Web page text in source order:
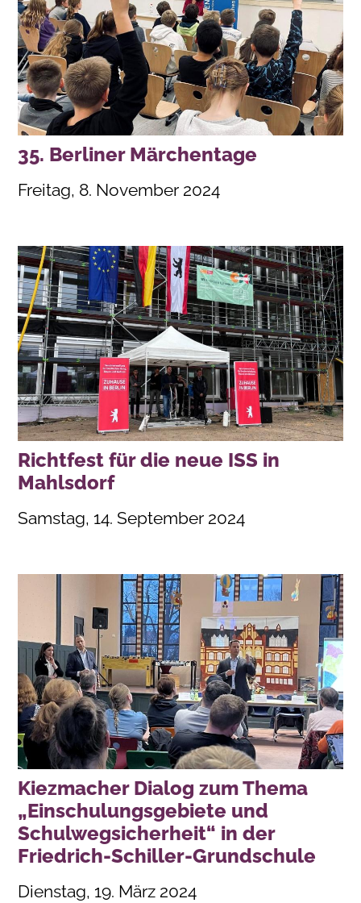
35. Berliner Märchentage
Freitag, 8. November 2024
Richtfest für die neue ISS in
Mahlsdorf
Samstag, 14. September 2024
Kiezmacher Dialog zum Thema
„Einschulungsgebiete und
Schulwegsicherheit“ in der
Friedrich-Schiller-Grundschule
Dienstag, 19. März 2024